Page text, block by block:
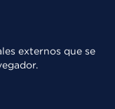
externos que se